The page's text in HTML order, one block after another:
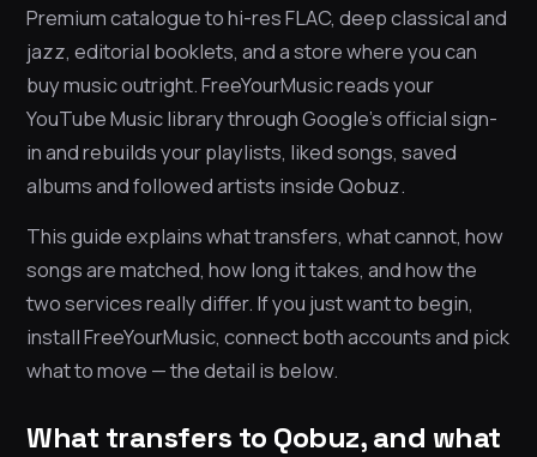
Premium catalogue to hi-res FLAC, deep classical and
jazz, editorial booklets, and a store where you can
buy music outright. FreeYourMusic reads your
YouTube Music library through Google’s official sign-
in and rebuilds your playlists, liked songs, saved
albums and followed artists inside Qobuz.
This guide explains what transfers, what cannot, how
songs are matched, how long it takes, and how the
two services really differ. If you just want to begin,
install FreeYourMusic, connect both accounts and pick
what to move — the detail is below.
What transfers to Qobuz, and what